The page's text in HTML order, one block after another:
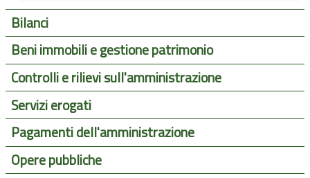
Bilanci
Beni immobili e gestione patrimonio
Controlli e rilievi sull'amministrazione
Servizi erogati
Pagamenti dell'amministrazione
Opere pubbliche